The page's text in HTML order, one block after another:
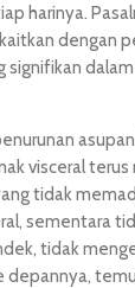
harinya.
dengan
signifikan
visceral terus
tidak
sementara
tidak
depannya,